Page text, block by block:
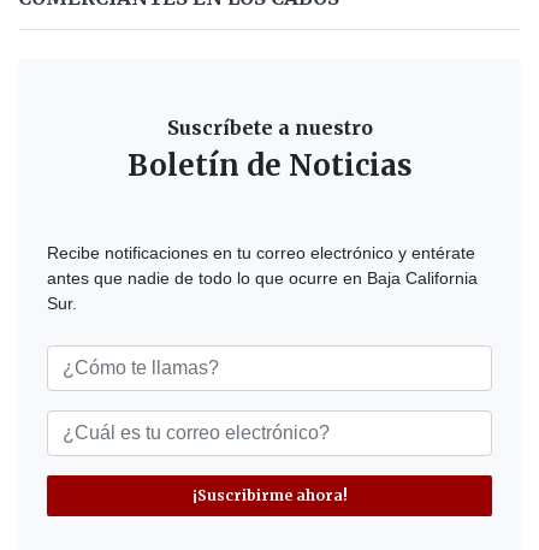
Suscríbete a nuestro
Boletín de Noticias
Recibe notificaciones en tu correo electrónico y entérate
antes que nadie de todo lo que ocurre en Baja California
Sur.
¡Suscribirme ahora!